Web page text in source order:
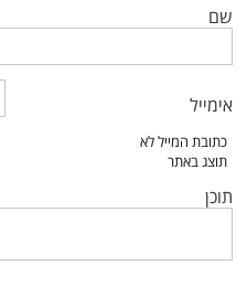
שם
אימייל
תוכן